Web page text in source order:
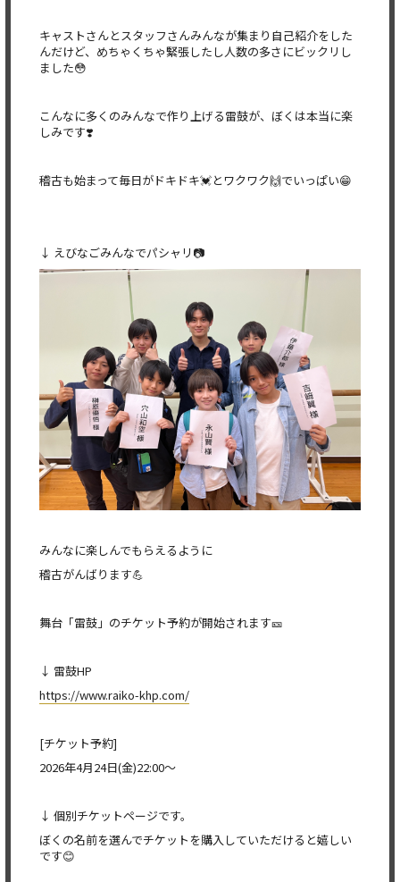
キャストさんとスタッフさんみんなが集まり自己紹介をした
んだけど、めちゃくちゃ緊張したし人数の多さにビックリし
ました😳
こんなに多くのみんなで作り上げる雷鼓が、ぼくは本当に楽
しみです❣️
稽古も始まって毎日がドキドキ💓とワクワク🙌でいっぱい😁
↓ えびなごみんなでパシャリ📷
みんなに楽しんでもらえるように
稽古がんばります💪
舞台「雷鼓」のチケット予約が開始されます🎫
↓ 雷鼓HP
https://www.raiko-khp.com/
[チケット予約]
2026年4月24日(金)22:00〜
↓ 個別チケットページです。
ぼくの名前を選んでチケットを購入していただけると嬉しい
です😊